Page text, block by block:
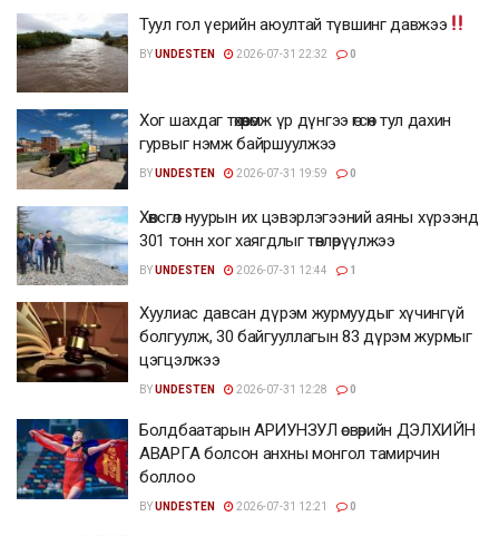
Туул гол үерийн аюултай түвшинг давжээ
BYUNDESTEN 2026-07-31 22:32 0
Хог шахдаг төхөөрөмж үр дүнгээ өгсөн тул дахин
гурвыг нэмж байршуулжээ
BYUNDESTEN 2026-07-31 19:59 0
Хөвсгөл нуурын их цэвэрлэгээний аяны хүрээнд
301 тонн хог хаягдлыг төвлөрүүлжээ
BYUNDESTEN 2026-07-31 12:44 1
Хуулиас давсан дүрэм журмуудыг хүчингүй
болгуулж, 30 байгууллагын 83 дүрэм журмыг
цэгцэлжээ
BYUNDESTEN 2026-07-31 12:28 0
Болдбаатарын АРИУНЗУЛ өсвөрийн ДЭЛХИЙН
АВАРГА болсон анхны монгол тамирчин
боллоо
BYUNDESTEN 2026-07-31 12:21 0